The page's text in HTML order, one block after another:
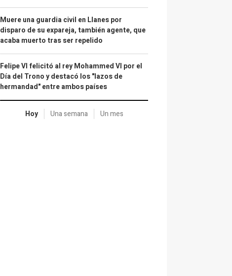
Muere una guardia civil en Llanes por
disparo de su expareja, también agente, que
acaba muerto tras ser repelido
Felipe VI felicitó al rey Mohammed VI por el
Día del Trono y destacó los "lazos de
hermandad" entre ambos países
Hoy Una semana Un mes